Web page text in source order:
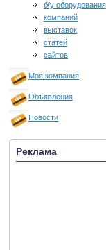
б/у оборудования
компаний
выставок
статей
сайтов
Моя компания
Объявления
Новости
Реклама